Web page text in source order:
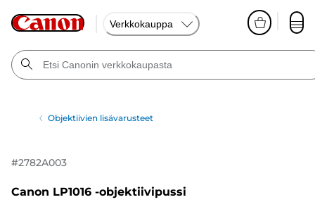
Verkkokauppa
Objektiivien lisävarusteet
#2782A003
Canon LP1016 -objektiivipussi